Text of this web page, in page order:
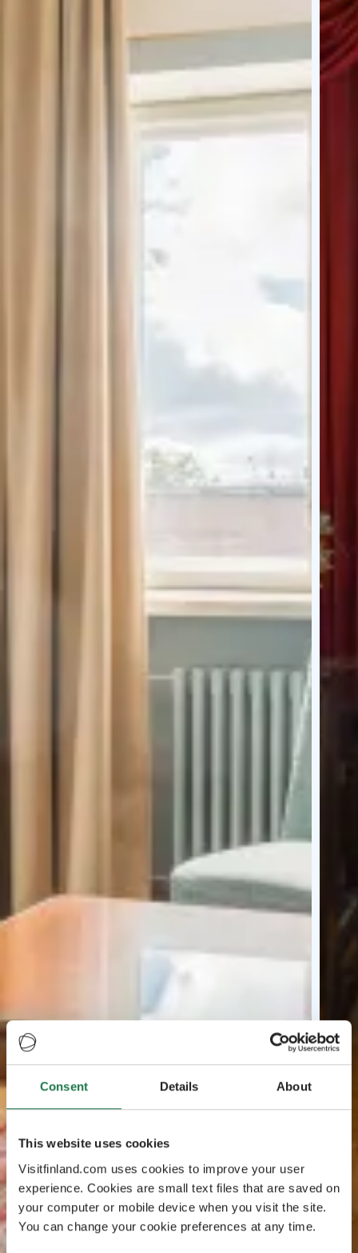
Consent Details About
This website uses cookies
Visitfinland.com uses cookies to improve your user
experience. Cookies are small text files that are saved on
your computer or mobile device when you visit the site.
You can change your cookie preferences at any time.